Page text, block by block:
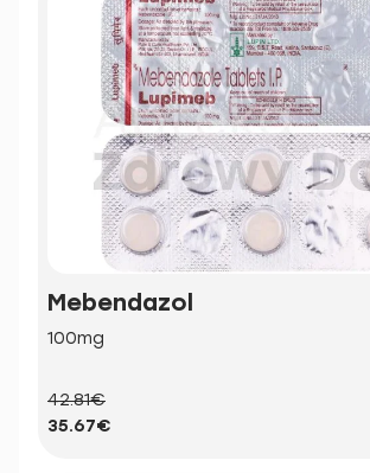
Mebendazol
100mg
42.81€
35.67€